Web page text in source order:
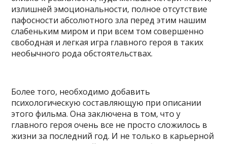
излишней эмоциональности, полное отсутствие
пафосности абсолютного зла перед этим нашим
слабеньким миром и при всем том совершенно
свободная и легкая игра главного героя в таких
необычного рода обстоятельствах.
Более того, необходимо добавить
психологическую составляющую при описании
этого фильма. Она заключена в том, что у
главного героя очень все не просто сложилось в
жизни за последний год. И не только в карьерной